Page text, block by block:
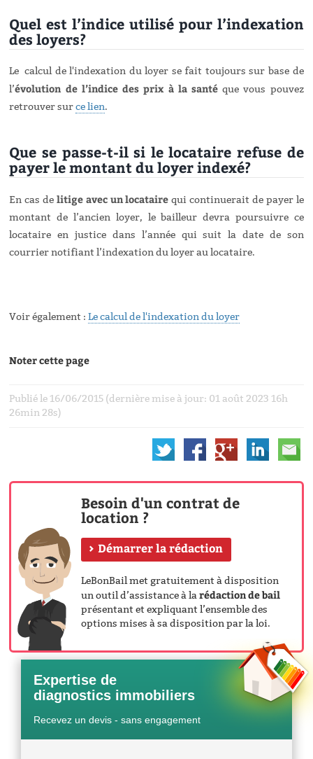
Quel est l’indice utilisé pour l’indexation
des loyers?
Le calcul de l'indexation du loyer se fait toujours sur base de
l’évolution de l’indice des prix à la santéque vous pouvez
retrouver surce lien.
Que se passe-t-il si le locataire refuse de
payer le montant du loyer indexé?
En cas de litige avec un locataire qui continuerait de payer le
montant de l’ancien loyer, le bailleur devra poursuivre ce
locataire en justice dans l’année qui suit la date de son
courrier notifiant l’indexation du loyer au locataire.
Voir également :Le calcul de l'indexation du loyer
Noter cette page
Publié le 16/06/2015 (dernière mise à jour: 01 août 2023 16h
26min 28s)
Besoin d'un contrat de
location ?
Démarrer la rédaction
LeBonBail met gratuitement à disposition
un outil d’assistance à larédaction de bail
présentant et expliquant l’ensemble des
options mises à sa disposition par la loi.
Expertise de
diagnostics immobiliers
Recevez un devis - sans engagement